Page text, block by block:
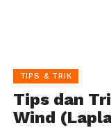
TIPS & TRIK
Tips dan
Wind